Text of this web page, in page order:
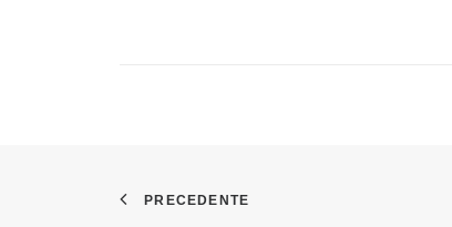
PRECEDENTE